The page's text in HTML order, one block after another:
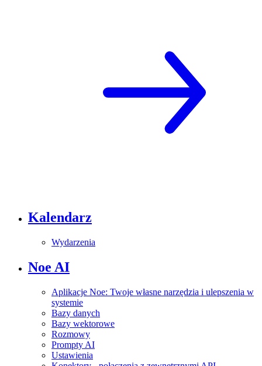
Kalendarz
Wydarzenia
Noe AI
Aplikacje Noe: Twoje własne narzędzia i ulepszenia w
systemie
Bazy danych
Bazy wektorowe
Rozmowy
Prompty AI
Ustawienia